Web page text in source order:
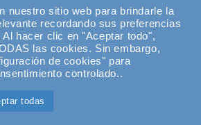
nuestro sitio web para brindarle la
recordando sus preferencias
hacer clic en "Aceptar todo",
las cookies. Sin embargo,
de cookies" para
controlado..
todas